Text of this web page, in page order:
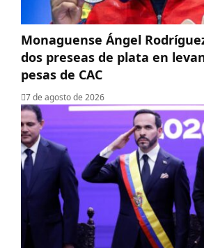
Monaguense Ángel
dos preseas de plata en
pesas de CAC
7 de agosto de 2026